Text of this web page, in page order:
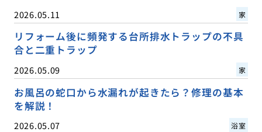
2026.05.11 家
リフォーム後に頻発する台所排水トラップの不具
合と二重トラップ
2026.05.09 家
お風呂の蛇口から水漏れが起きたら？修理の基本
を解説！
2026.05.07 浴室